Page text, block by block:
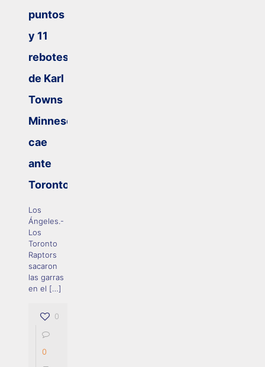
puntos
y 11
rebotes
de Karl
Towns
Minnesota
cae
ante
Toronto
Los
Ángeles.-
Los
Toronto
Raptors
sacaron
las garras
en el […]
0
0